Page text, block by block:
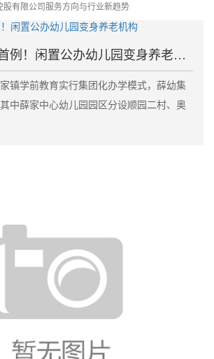
有限公司服务方向与行业新趋势
新北区：全市首例！闲置公办幼儿园变身养老机构
前教育实行集团化办学模式，薛幼集
中薛家中心幼儿园园区分设顺园二村、奥